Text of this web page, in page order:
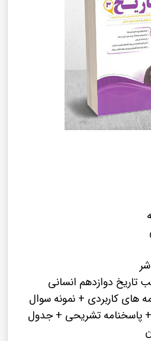
تاریخ دوازدهم انسانی
های کاربردی + نمونه سوال
پاسخنامه تشریحی + جدول